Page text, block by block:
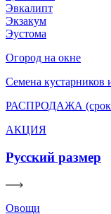
Эвкалипт
Экзакум
Эустома
Огород на окне
Семена кустарников
РАСПРОДАЖА (срок
АКЦИЯ
Русский размер
Овощи